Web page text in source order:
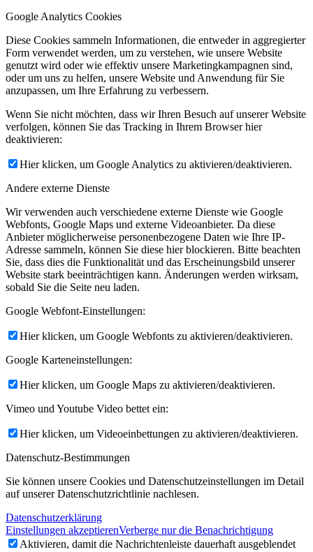
Google Analytics Cookies
Diese Cookies sammeln Informationen, die entweder in aggregierter
Form verwendet werden, um zu verstehen, wie unsere Website
genutzt wird oder wie effektiv unsere Marketingkampagnen sind,
oder um uns zu helfen, unsere Website und Anwendung für Sie
anzupassen, um Ihre Erfahrung zu verbessern.
Wenn Sie nicht möchten, dass wir Ihren Besuch auf unserer Website
verfolgen, können Sie das Tracking in Ihrem Browser hier
deaktivieren:
Hier klicken, um Google Analytics zu aktivieren/deaktivieren.
Andere externe Dienste
Wir verwenden auch verschiedene externe Dienste wie Google
Webfonts, Google Maps und externe Videoanbieter. Da diese
Anbieter möglicherweise personenbezogene Daten wie Ihre IP-
Adresse sammeln, können Sie diese hier blockieren. Bitte beachten
Sie, dass dies die Funktionalität und das Erscheinungsbild unserer
Website stark beeinträchtigen kann. Änderungen werden wirksam,
sobald Sie die Seite neu laden.
Google Webfont-Einstellungen:
Hier klicken, um Google Webfonts zu aktivieren/deaktivieren.
Google Karteneinstellungen:
Hier klicken, um Google Maps zu aktivieren/deaktivieren.
Vimeo und Youtube Video bettet ein:
Hier klicken, um Videoeinbettungen zu aktivieren/deaktivieren.
Datenschutz-Bestimmungen
Sie können unsere Cookies und Datenschutzeinstellungen im Detail
auf unserer Datenschutzrichtlinie nachlesen.
Datenschutzerklärung
Einstellungen akzeptierenVerberge nur die Benachrichtigung
Aktivieren, damit die Nachrichtenleiste dauerhaft ausgeblendet